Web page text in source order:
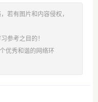
若有图片和内容侵权，
参考之目的！
优秀和谐的网络环